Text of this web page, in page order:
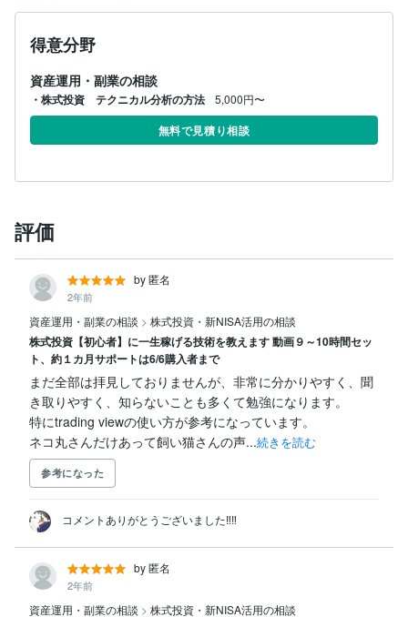
得意分野
資産運用・副業の相談
・株式投資 テクニカル分析の方法 5,000円〜
無料で見積り相談
評価
by 匿名
2年前
資産運用・副業の相談 > 株式投資・新NISA活用の相談
株式投資【初心者】に一生稼げる技術を教えます 動画９～10時間セッ
ト、約１カ月サポートは6/6購入者まで
まだ全部は拝見しておりませんが、非常に分かりやすく、聞
き取りやすく、知らないことも多くて勉強になります。
特にtrading viewの使い方が参考になっています。
ネコ丸さんだけあって飼い猫さんの声...続きを読む
参考になった
コメントありがとうございました‼️‼️
by 匿名
2年前
資産運用・副業の相談 > 株式投資・新NISA活用の相談